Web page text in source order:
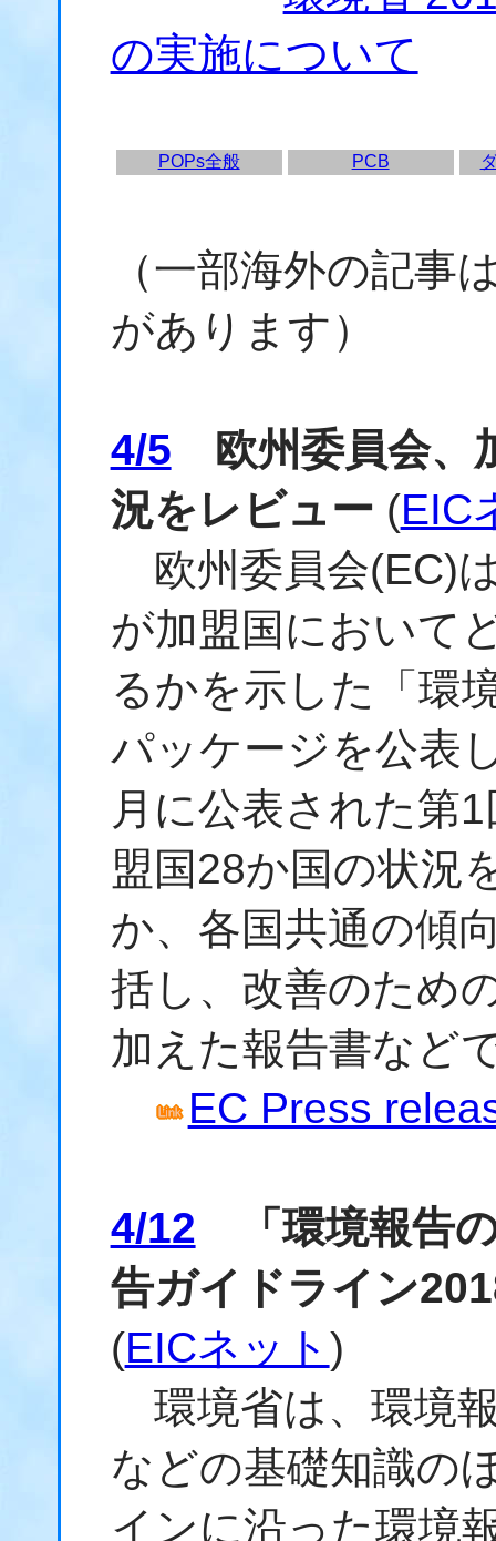
の実施について
POPs全般 PCB
（一部海外の記事
があります）
4/5 欧州委員会、
況をレビュー (EIC
欧州委員会(EC)
が加盟国において
るかを示した「環
パッケージを公表
月に公表された第
盟国28か国の状況
か、各国共通の傾
括し、改善のため
加えた報告書など
EC Press
4/12 「環境報告
告ガイドライン
(EICネット )
環境省は、環境
などの基礎知識の
インに沿った環境